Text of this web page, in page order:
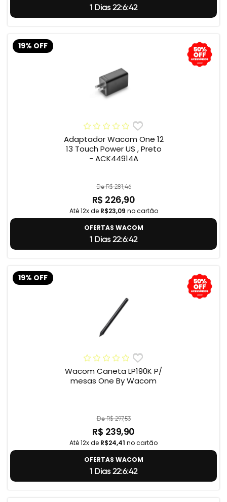
1 Dias 22:6:41
19% OFF
Adaptador Wacom One 12
13 Touch Power US , Preto
- ACK44914A
De R$ 281,46
R$ 226,90
Até 12x de R$23,09 no cartão
OFERTAS WACOM
1 Dias 22:6:41
19% OFF
Wacom Caneta LP190K P/
mesas One By Wacom
De R$ 297,53
R$ 239,90
Até 12x de R$24,41 no cartão
OFERTAS WACOM
1 Dias 22:6:41